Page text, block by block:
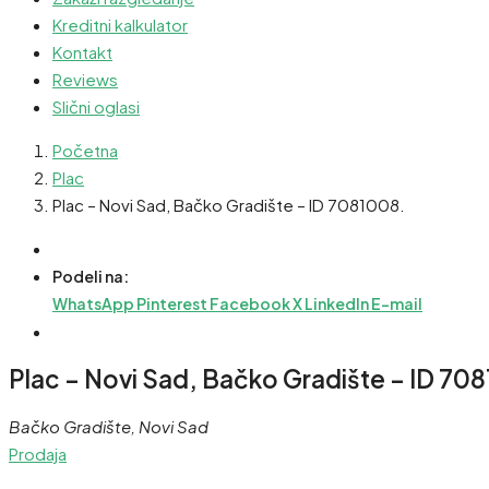
Kreditni kalkulator
Kontakt
Reviews
Slični oglasi
Početna
Plac
Plac – Novi Sad, Bačko Gradište – ID 7081008.
Podeli na:
WhatsApp Pinterest FacebookXLinkedInE-mail
Plac – Novi Sad, Bačko Gradište – ID
Bačko Gradište, Novi Sad
Prodaja